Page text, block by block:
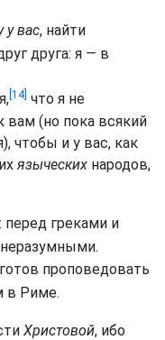
у вас, найти
друга: я — в
[14] что я не
вам (но пока всякий
чтобы и у вас, как
языческих народов,
перед греками и
проповедовать
в Риме.
Христовой, ибо